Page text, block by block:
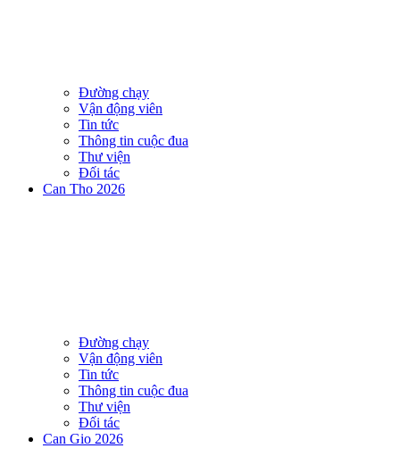
Đường chạy
Vận động viên
Tin tức
Thông tin cuộc đua
Thư viện
Đối tác
Can Tho 2026
Đường chạy
Vận động viên
Tin tức
Thông tin cuộc đua
Thư viện
Đối tác
Can Gio 2026